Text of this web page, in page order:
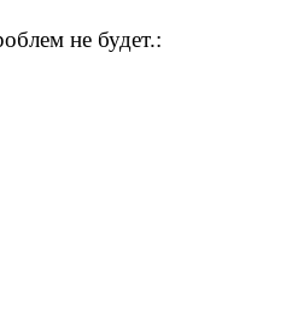
не будет.: